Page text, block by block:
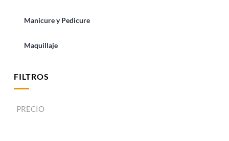
Manicure y Pedicure
Maquillaje
FILTROS
PRECIO